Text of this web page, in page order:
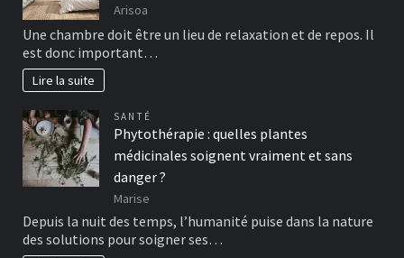
Arisoa
Une chambre doit être un lieu de relaxation et de repos. Il
est donc important…
Lire la suite
SANTÉ
Phytothérapie : quelles plantes
médicinales soignent vraiment et sans
danger ?
Marise
Depuis la nuit des temps, l’humanité puise dans la nature
des solutions pour soigner ses…